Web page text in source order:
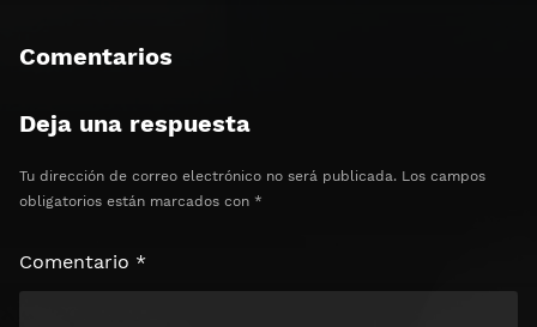
Comentarios
Deja una respuesta
Tu dirección de correo electrónico no será publicada. Los campos
obligatorios están marcados con *
Comentario *